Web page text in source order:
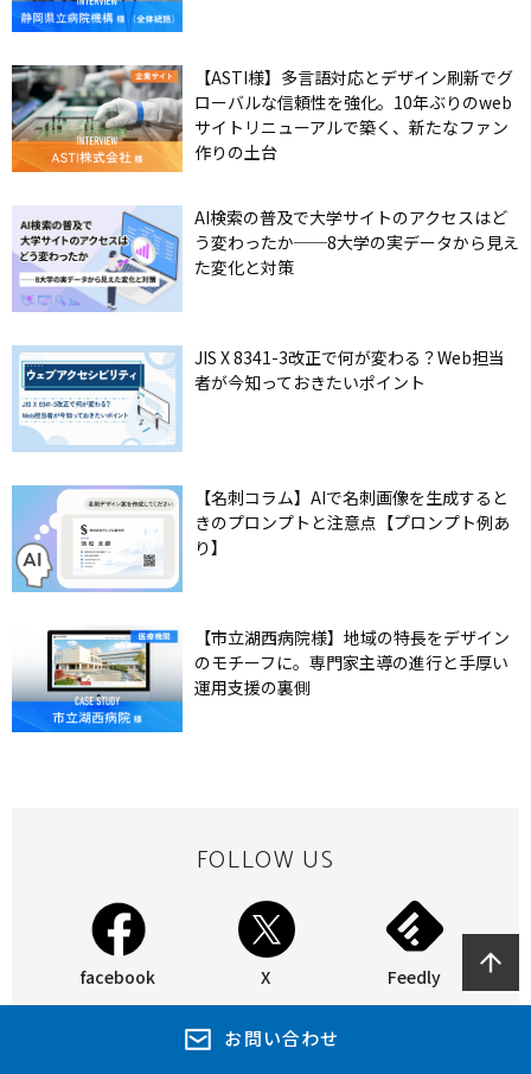
【ASTI様】多言語対応とデザイン刷新でグ
ローバルな信頼性を強化。10年ぶりのweb
サイトリニューアルで築く、新たなファン
作りの土台
AI検索の普及で大学サイトのアクセスはど
う変わったか──8大学の実データから見え
た変化と対策
JIS X 8341-3改正で何が変わる？Web担当
者が今知っておきたいポイント
【名刺コラム】AIで名刺画像を生成すると
きのプロンプトと注意点【プロンプト例あ
り】
【市立湖西病院様】地域の特長をデザイン
のモチーフに。専門家主導の進行と手厚い
運用支援の裏側
FOLLOW US
facebook X Feedly
お問い合わせ